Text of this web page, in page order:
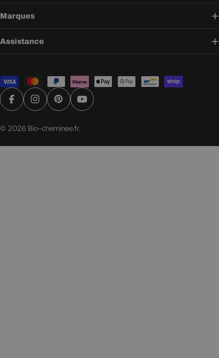
Marques
Assistance
Modes
de
paiement
FacebookInstagramPinterestYouTube
© 2026 Bio-cheminee.fr.